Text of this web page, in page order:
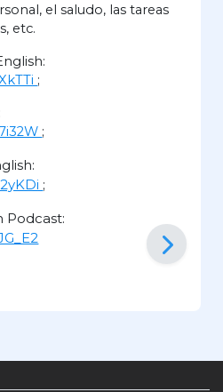
el saludo, las tareas
etc.
;
;
;
Podcast: